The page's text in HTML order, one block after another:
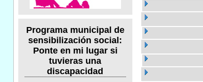
Programa municipal de
sensibilización social:
Ponte en mi lugar si
tuvieras una
discapacidad